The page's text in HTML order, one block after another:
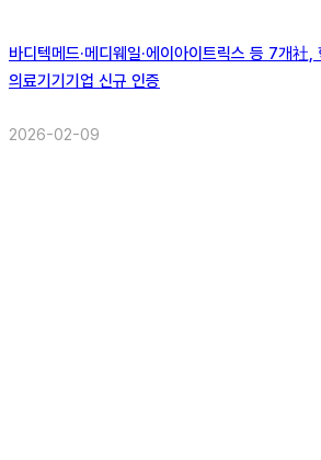
바디텍메드·메디웨일·에이아이트릭스 등 7개社,
의료기기기업 신규 인증
2026-02-09